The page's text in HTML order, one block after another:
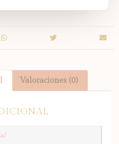
Valoraciones (0)